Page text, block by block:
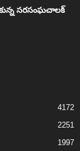
సరసంఘచాలక్
4172
2251
1997